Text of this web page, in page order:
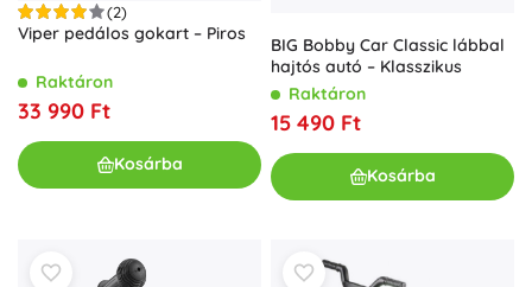
(2)
Viper pedálos gokart – Piros
Raktáron
33 990 Ft
Kosárba
BIG Bobby Car Classic lábbal
hajtós autó – Klasszikus
Raktáron
15 490 Ft
Kosárba